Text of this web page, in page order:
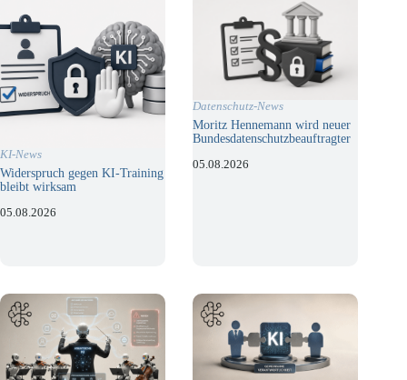
KI-News
Widerspruch gegen KI-Training
bleibt wirksam
05.08.2026
Datenschutz-News
Moritz Hennemann wird neuer
Bundesdatenschutzbeauftragter
05.08.2026